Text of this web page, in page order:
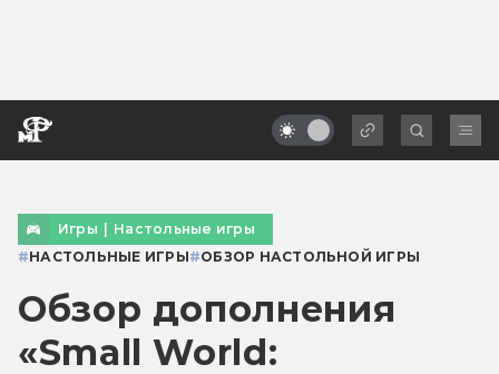
Игры | Настольные игры
#НАСТОЛЬНЫЕ ИГРЫ#ОБЗОР НАСТОЛЬНОЙ ИГРЫ
Обзор дополнения
«Small World: